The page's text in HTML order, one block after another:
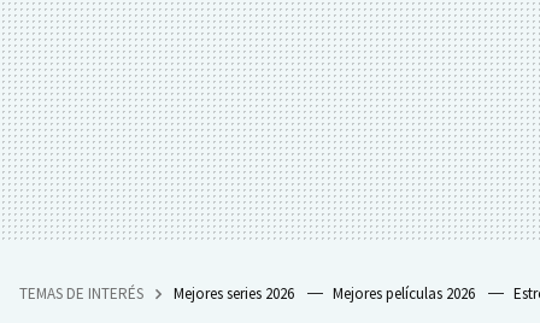
TEMAS DE INTERÉS Mejores series 2026 Mejores películas 2026